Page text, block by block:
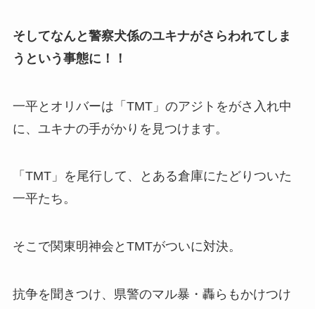
そしてなんと警察犬係のユキナがさらわれてしま
うという事態に！！
一平とオリバーは「TMT」のアジトをがさ入れ中
に、ユキナの手がかりを見つけます。
「TMT」を尾行して、とある倉庫にたどりついた
一平たち。
そこで関東明神会とTMTがついに対決。
抗争を聞きつけ、県警のマル暴・轟らもかけつけ